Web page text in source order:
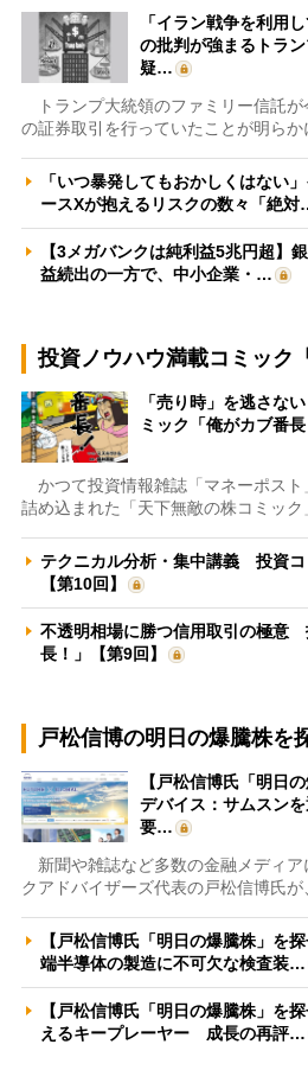
「イラン戦争を利用
の批判が強まるトラ
疑…
トランプ大統領のファミリー信託が
の証券取引を行っていたことが明らか
「いつ暴発してもおかしくはない
ースXが抱えるリスクの数々「絶
【3メガバンクは純利益5兆円超】
益続出の一方で、中小企業・…
投資ノウハウ満載コミック
「売り時」を逃さな
ミック「俺がカブ番長
かつて投資情報雑誌「マネーポスト
詰め込まれた「天下無敵の株コミック
テクニカル分析・集中講義 投資コ
【第10回】
不透明相場に勝つ信用取引の極意
長！」【第9回】
戸松信博の明日の爆騰株を
【戸松信博氏「明日
デバイス：サムスン
要…
新聞や雑誌など多数の金融メディア
クアドバイザーズ代表の戸松信博氏が
【戸松信博氏「明日の爆騰株」を
端半導体の製造に不可欠な検査装…
【戸松信博氏「明日の爆騰株」を
えるキープレーヤー 成長の再評…